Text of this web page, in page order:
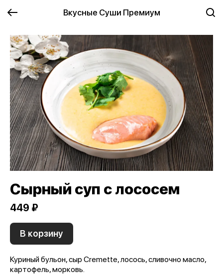
Вкусные Суши Премиум
Сырный суп с лососем
449 ₽
В корзину
Куриный бульон, сыр Cremette, лосось, сливочно масло,
картофель, морковь.